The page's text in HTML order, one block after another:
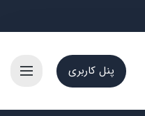
پنل کاربری